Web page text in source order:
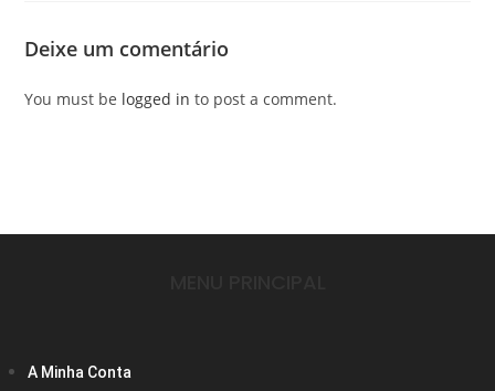
Deixe um comentário
You must be logged in to post a comment.
A Minha Conta